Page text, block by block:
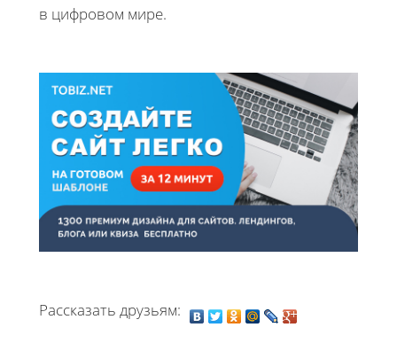
в цифровом мире.
Рассказать друзьям: